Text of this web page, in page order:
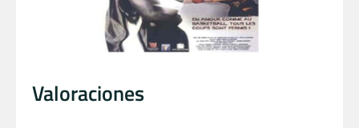
Valoraciones